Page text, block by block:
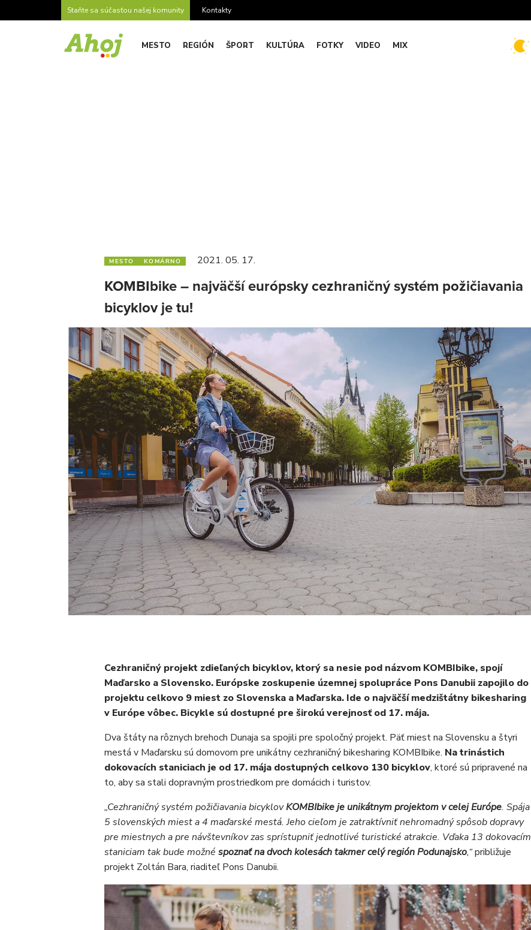
Staňte sa súčasťou našej komunity Kontakty
MESTO REGIÓN ŠPORT KULTÚRA FOTKY VIDEO MIX
MESTO KOMÁRNO 2021. 05. 17.
KOMBIbike – najväčší európsky cezhraničný systém požičiavania
bicyklov je tu!
Cezhraničný projekt zdieľaných bicyklov, ktorý sa nesie pod názvom KOMBIbike, spojí
Maďarsko a Slovensko. Európske zoskupenie územnej spolupráce Pons Danubii zapojilo do
projektu celkovo 9 miest zo Slovenska a Maďarska. Ide o najväčší medzištátny bikesharing
v Európe vôbec. Bicykle sú dostupné pre širokú verejnosť od 17. mája.
Dva štáty na rôznych brehoch Dunaja sa spojili pre spoločný projekt. Päť miest na Slovensku a štyri
mestá v Maďarsku sú domovom pre unikátny cezhraničný bikesharing KOMBIbike. Na trinástich
dokovacích staniciach je od 17. mája dostupných celkovo 130 bicyklov, ktoré sú pripravené na
to, aby sa stali dopravným prostriedkom pre domácich i turistov.
„Cezhraničný systém požičiavania bicyklovKOMBIbike je unikátnym projektom v celej Európe. Spája
5 slovenských miest a 4 maďarské mestá. Jeho cieľom je zatraktívniť nehromadný spôsob dopravy
pre miestnych a pre návštevníkov zas sprístupniť jednotlivé turistické atrakcie. Vďaka 13 dokovacím
staniciam tak bude možné spoznať na dvoch kolesách takmer celý región Podunajsko,“približuje
projekt Zoltán Bara, riaditeľ Pons Danubii.